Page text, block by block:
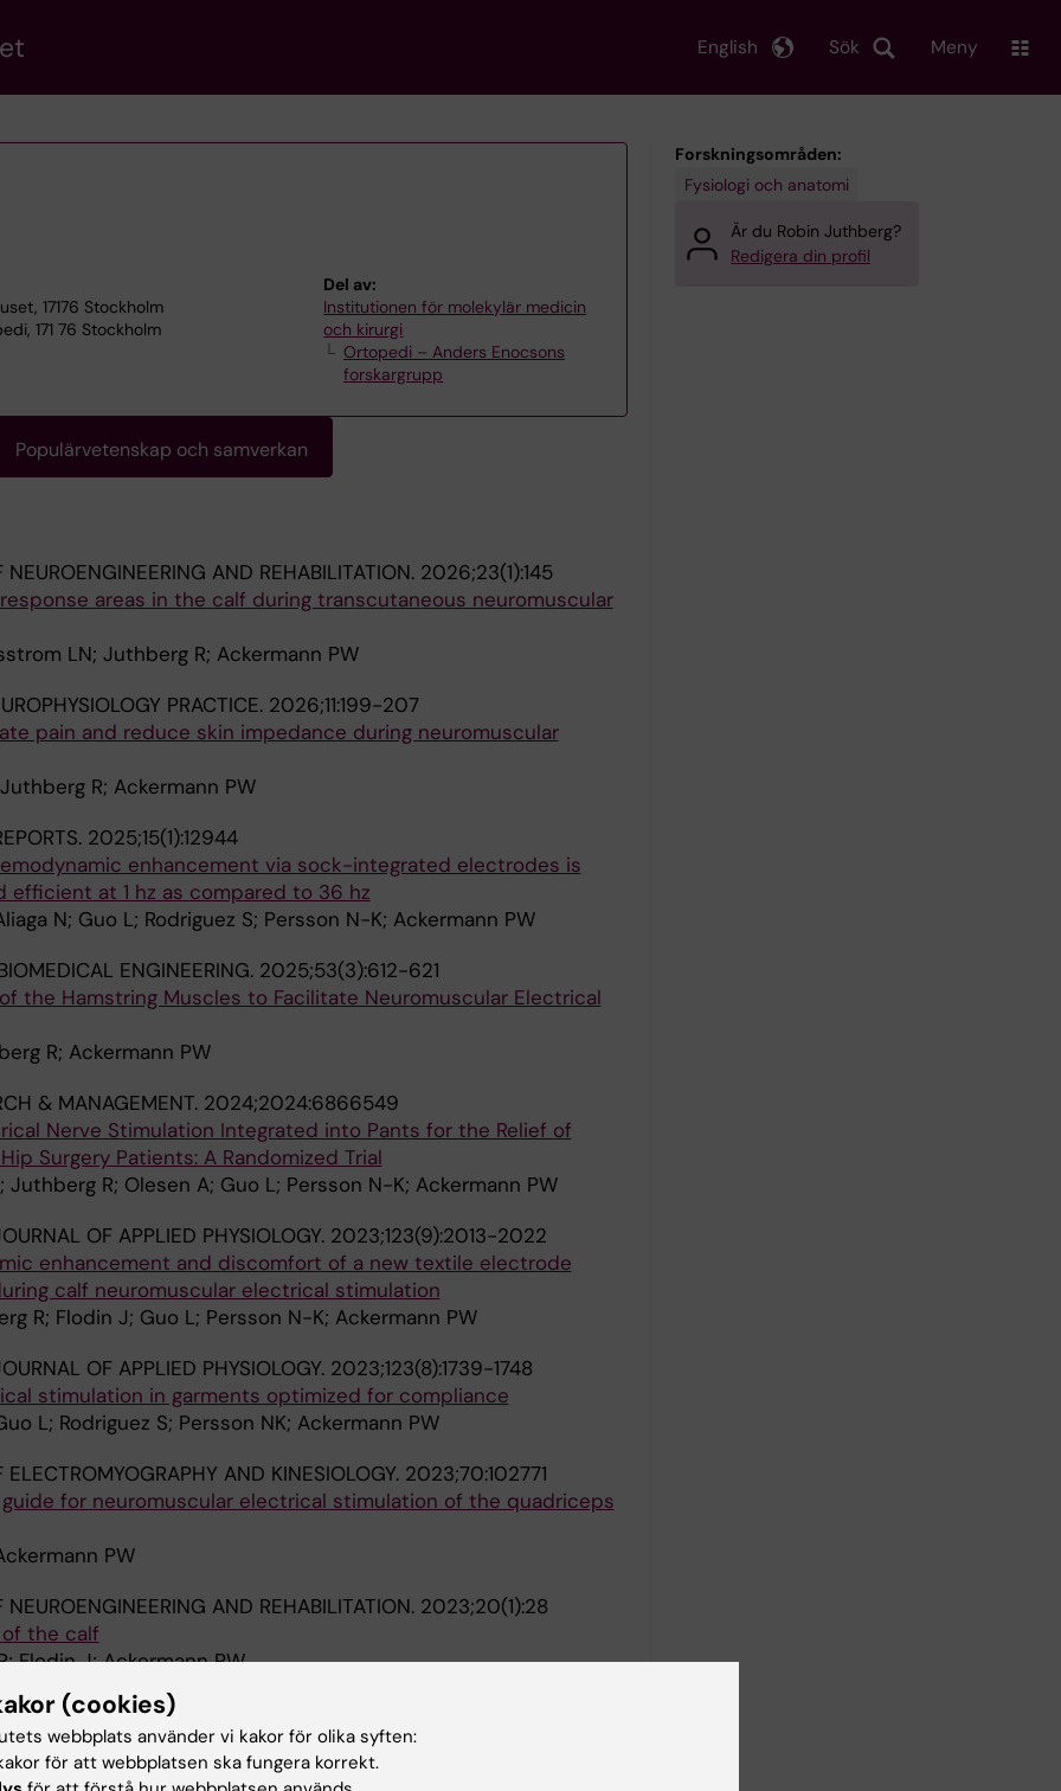
Sök
English Meny
17176 Stockholm
171 76 Stockholm
Del av:
Institutionen för molekylär medicin
och kirurgi
Ortopedi – Anders Enocsons
forskargrupp
Populärvetenskap och samverkan
AND REHABILITATION. 2026;23(1):145
areas in the calf during transcutaneous neuromuscular
LN; Juthberg R; Ackermann PW
PRACTICE. 2026;11:199-207
pain and reduce skin impedance during neuromuscular
R; Ackermann PW
2025;15(1):12944
enhancement via sock-integrated electrodes is
efficient at 1 hz as compared to 36 hz
N; Guo L; Rodriguez S; Persson N-K; Ackermann PW
ENGINEERING. 2025;53(3):612-621
the Hamstring Muscles to Facilitate Neuromuscular Electrical
R; Ackermann PW
& MANAGEMENT. 2024;2024:6866549
Nerve Stimulation Integrated into Pants for the Relief of
Surgery Patients: A Randomized Trial
Juthberg R; Olesen A; Guo L; Persson N-K; Ackermann PW
OF APPLIED PHYSIOLOGY. 2023;123(9):2013-2022
enhancement and discomfort of a new textile electrode
calf neuromuscular electrical stimulation
R; Flodin J; Guo L; Persson N-K; Ackermann PW
OF APPLIED PHYSIOLOGY. 2023;123(8):1739-1748
stimulation in garments optimized for compliance
L; Rodriguez S; Persson NK; Ackermann PW
AND KINESIOLOGY. 2023;70:102771
for neuromuscular electrical stimulation of the quadriceps
PW
AND REHABILITATION. 2023;20(1):28
the calf
Flodin J; Ackermann PW
JOURNAL OF SPORTS MEDICINE.
on Long-Term Patient Outcomes in Surgical Repair of
Forskningsområden:
Fysiologi och anatomi
Är du Robin Juthberg?
Redigera din profil
(cookies)
webbplats använder vi kakor för olika syften:
för att webbplatsen ska fungera korrekt.